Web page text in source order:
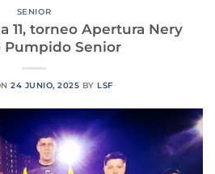
SENIOR
11, torneo Apertura Nery
Pumpido Senior
24 JUNIO, 2025 BY LSF